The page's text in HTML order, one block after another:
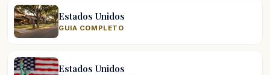
Estados Unidos
GUIA COMPLETO
Estados Unidos